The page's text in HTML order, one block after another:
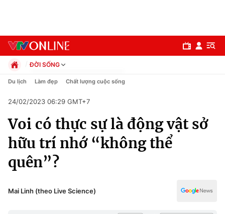
Chuyên mục
Chính trị
Xã hội
Pháp luật
ĐỜI SỐNG
Chính trị
Pháp luật
Kinh tế
Thể thao
Truyền hình
Văn hóa - Giải trí
Công nghệ
Du lịch Làm đẹp Chất lượng cuộc sống
24/02/2023 06:29 GMT+7
Voi có thực sự là động vật sở
hữu trí nhớ “không thể
quên”?
Mai Linh (theo Live Science)